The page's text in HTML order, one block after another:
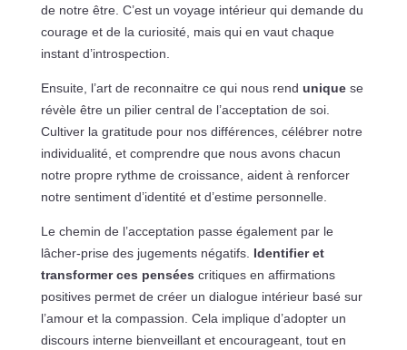
de notre être. C’est un voyage intérieur qui demande du
courage et de la curiosité, mais qui en vaut chaque
instant d’introspection.
Ensuite, l’art de reconnaitre ce qui nous rend uniquese
révèle être un pilier central de l’acceptation de soi.
Cultiver la gratitude pour nos différences, célébrer notre
individualité, et comprendre que nous avons chacun
notre propre rythme de croissance, aident à renforcer
notre sentiment d’identité et d’estime personnelle.
Le chemin de l’acceptation passe également par le
lâcher-prise des jugements négatifs. Identifier et
transformer ces pensées critiques en affirmations
positives permet de créer un dialogue intérieur basé sur
l’amour et la compassion. Cela implique d’adopter un
discours interne bienveillant et encourageant, tout en